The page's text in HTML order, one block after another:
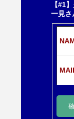
【#1
一見さ